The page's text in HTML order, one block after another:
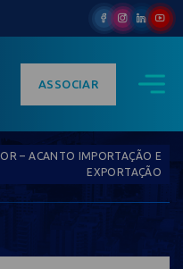
ASSOCIAR
– ACANTO IMPORTAÇÃO E
EXPORTAÇÃO